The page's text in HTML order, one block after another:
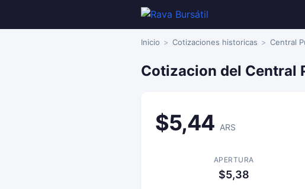
Inicio Cotizaciones historicas Central
Cotizacion del Central
$5,44 ARS
APERTURA
$5,38